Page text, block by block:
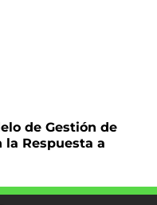
de Gestión de
la Respuesta a